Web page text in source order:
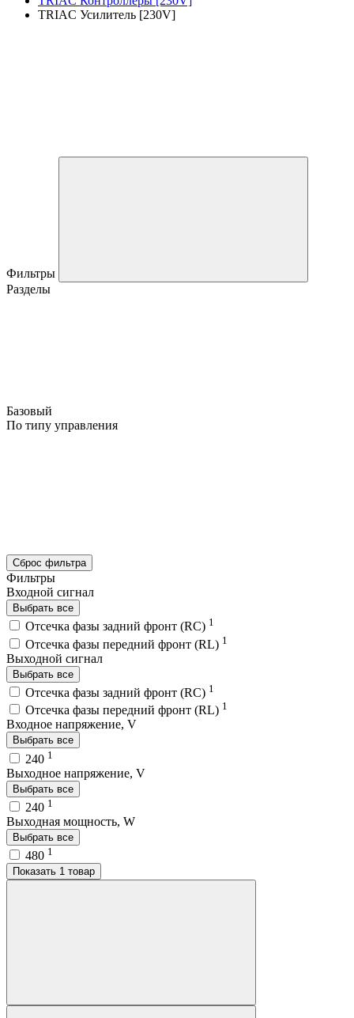
TRIAC Усилитель [230V]
Фильтры
Разделы
Базовый
По типу управления
Сброс фильтра
Фильтры
Входной сигнал
Выбрать все
Отсечка фазы задний фронт (RC) 1
Отсечка фазы передний фронт (RL) 1
Выходной сигнал
Выбрать все
Отсечка фазы задний фронт (RC) 1
Отсечка фазы передний фронт (RL) 1
Входное напряжение, V
Выбрать все
240 1
Выходное напряжение, V
Выбрать все
240 1
Выходная мощность, W
Выбрать все
480 1
Показать 1 товар